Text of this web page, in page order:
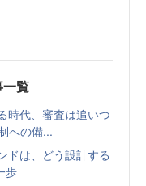
覧
時代、審査は追いつ
への備...
ドは、どう設計する
歩